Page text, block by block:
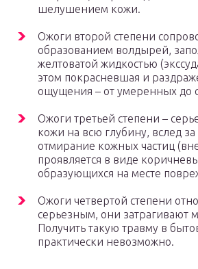
шелушением кожи.
Ожоги второй степени
образованием волдырей,
желтоватой жидкостью
этом покрасневшая и
ощущения – от умеренных до
Ожоги третьей степени –
кожи на всю глубину, вслед
отмирание кожных частиц
проявляется в виде
образующихся на месте
Ожоги четвертой степени
серьезным, они затрагивают
Получить такую травму в
практически невозможно.